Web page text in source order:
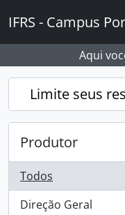
IFRS - Campus
Aqui
Limite seus
Produtor
Todos
Direção Geral
, 8 resultados